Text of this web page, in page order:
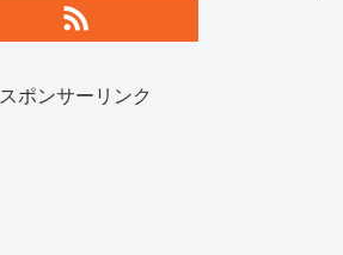
スポンサーリンク